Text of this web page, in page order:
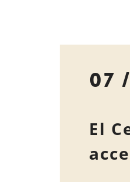
07
El